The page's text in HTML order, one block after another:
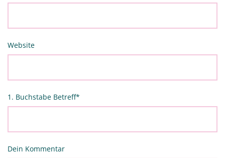
Website
1. Buchstabe Betreff*
Dein Kommentar